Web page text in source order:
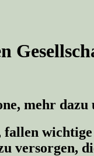
mehr dazu
versorgen,